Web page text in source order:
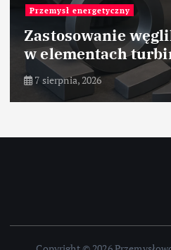
Przemysł stalowy
Hartowanie
7 sierpnia, 2026